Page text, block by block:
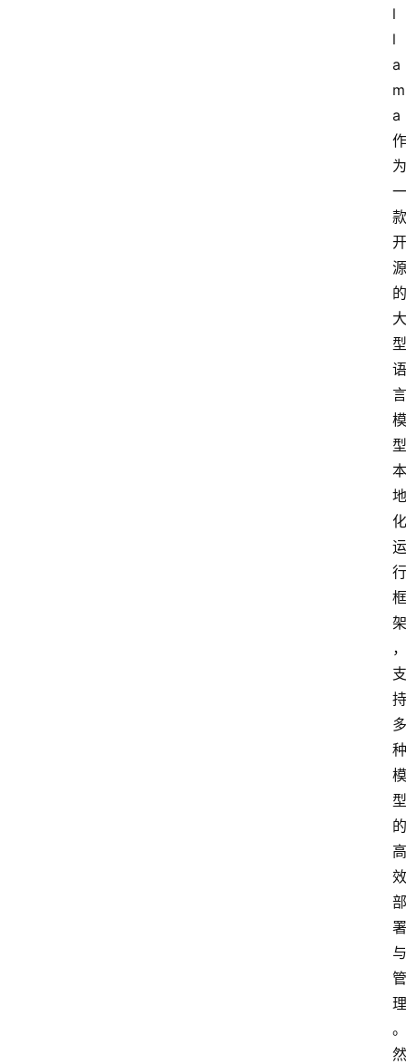
l
l
a
m
a
作
为
一
款
开
源
的
大
型
语
言
模
型
本
地
化
运
行
框
架
，
支
持
多
种
模
型
的
高
效
部
署
与
管
理
。
然